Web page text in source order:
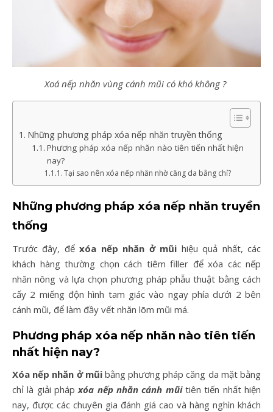
Xoá nếp nhăn vùng cánh mũi có khó không ?
Những phương pháp xóa nếp nhăn truyền thống
Phương pháp xóa nếp nhăn nào tiên tiến nhất hiện
nay?
Tại sao nên xóa nếp nhăn nhờ căng da bằng chỉ?
Những phương pháp xóa nếp nhăn truyền
thống
Trước đây, đểxóa nếp nhăn ở mũi hiệu quả nhất, các
khách hàng thường chọn cách tiêm filler để xóa các nếp
nhăn nông và lựa chọn phương pháp phẫu thuật bằng cách
cấy 2 miếng độn hình tam giác vào ngay phía dưới 2 bên
cánh mũi, để làm đầy vết nhăn lõm mũi má.
Phương pháp xóa nếp nhăn nào tiên tiến
nhất hiện nay?
Xóa nếp nhăn ở mũibằng phương pháp căng da mặt bằng
chỉ là giải phápxóa nếp nhăn cánh mũitiên tiến nhất hiện
nay, được các chuyên gia đánh giá cao và hàng nghìn khách